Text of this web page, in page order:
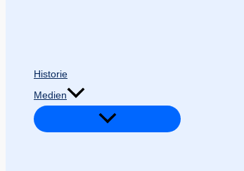
Historie
Medien